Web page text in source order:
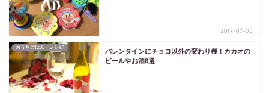
2017-07-05
おうちごはん・レシピ
バレンタインにチョコ以外の変わり種！カカオの
ビールやお酒6選